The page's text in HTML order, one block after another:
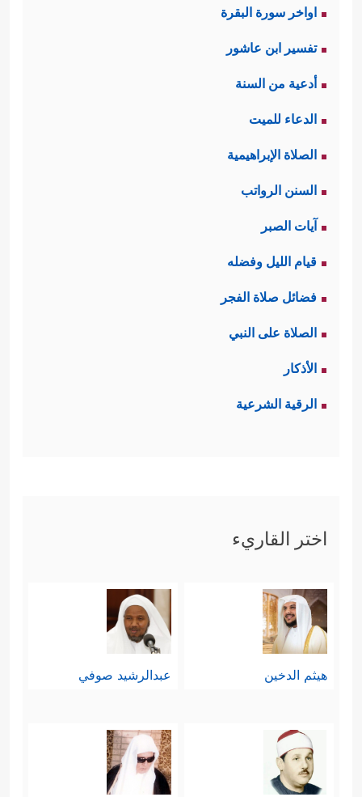
اواخر سورة البقرة
تفسير ابن عاشور
أدعية من السنة
الدعاء للميت
الصلاة الإبراهيمية
السنن الرواتب
آيات الصبر
قيام الليل وفضله
فضائل صلاة الفجر
الصلاة على النبي
الأذكار
الرقية الشرعية
اختر القاريء
هيثم الدخين عبدالرشيد صوفي